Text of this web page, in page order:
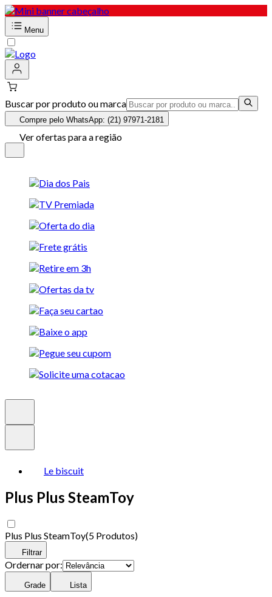
Menu
Buscar por produto ou marca
Compre pelo WhatsApp: (21) 97971-2181
Ver ofertas para a região
Le biscuit
Plus Plus SteamToy
Plus Plus SteamToy(5 Produtos)
Filtrar
Ordernar por:
Grade Lista